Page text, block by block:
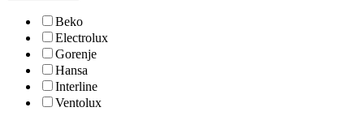
Beko
Electrolux
Gorenje
Hansa
Interline
Ventolux